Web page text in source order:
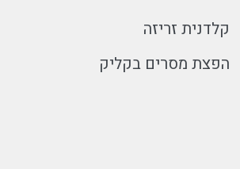
קלדנית זריזה
הפצת מסרים בקליק